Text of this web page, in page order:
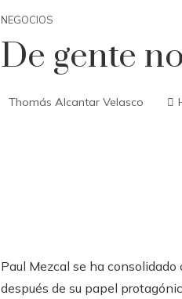
NEGOCIOS
De gente
Thomás Alcantar Velasco
Paul Mezcal se ha
después de su papel